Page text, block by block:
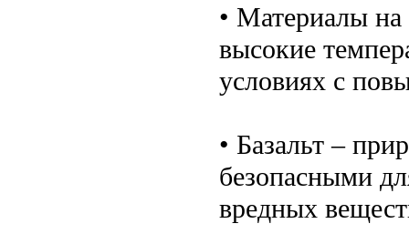
• Материалы на
высокие
условиях с
• Базальт –
безопасными
вредных